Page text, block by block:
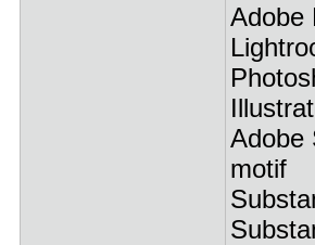
Adobe
Adobe
motif